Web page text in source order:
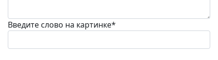
Введите слово на картинке*